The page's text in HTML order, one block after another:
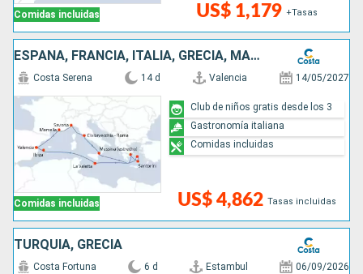
Comidas incluidas US$ 1,179 +Tasas
ESPAÑA, FRANCIA, ITALIA, GRECIA, MALTA E ISLAS BALEARES
Comidas incluidas
Costa Serena 14 d Valencia 14/05/2027
US$ 4,862 Tasas incluidas
Club de niños gratis desde los 3
Gastronomía italiana
Comidas incluidas
TURQUÍA, GRECIA
Costa Fortuna 6 d Estambul 06/09/2026